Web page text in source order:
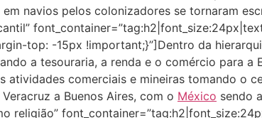
navios pelos colonizadores se tornaram
top: -15px !important;}”]Dentro da
a tesouraria, a renda e o comércio para
atividades comerciais e mineiras tomando o
a Buenos Aires, com o México sendo
religião”